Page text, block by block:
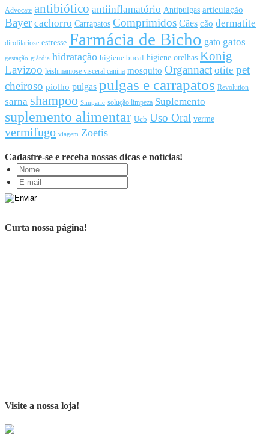
Advocate antibiótico antiinflamatório Antipulgas articulação
Bayer cachorro Carrapatos Comprimidos Cães cão dermatite
dirofilariose estresse Farmácia de Bicho gato gatos
gestação giárdia hidratação higiene bucal higiene orelhas Konig
Lavizoo leishmaniose visceral canina mosquito Organnact otite pet
cheiroso piolho pulgas pulgas e carrapatos Revolution
sarna shampoo Simparic solução limpeza Suplemento
suplemento alimentar Ucb Uso Oral verme
vermifugo viagem Zoetis
Cadastre-se e receba nossas dicas e notícias!
Curta nossa página!
Visite a nossa loja!